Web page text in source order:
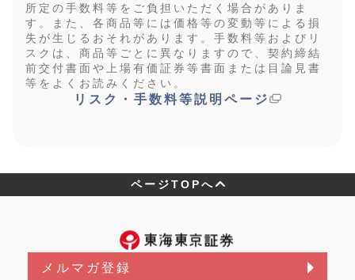
所定の手数料等をご負担いただく場合がありま
す。また、各商品等には価格等の変動等による損
失が生じるおそれがあります。手数料等およびリ
スクは、商品等ごとに異なりますので、契約締結
前交付書面や上場有価証券等書面または目論見書
等をよくお読みください。
リスク・手数料等説明ページ
ページTOPへ
メルマガ登録